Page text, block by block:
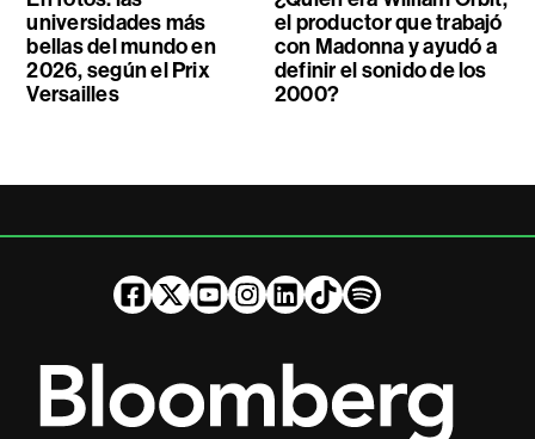
universidades más
bellas del mundo en
2026, según el Prix
Versailles
el productor que trabajó
con Madonna y ayudó a
definir el sonido de los
2000?